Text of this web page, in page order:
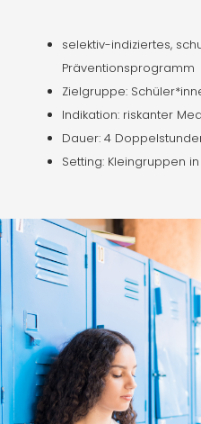
selektiv-indiziertes,
Präventionsprogramm
Zielgruppe:
Indikation: riskanter
Dauer: 4
Setting: Kleingruppen